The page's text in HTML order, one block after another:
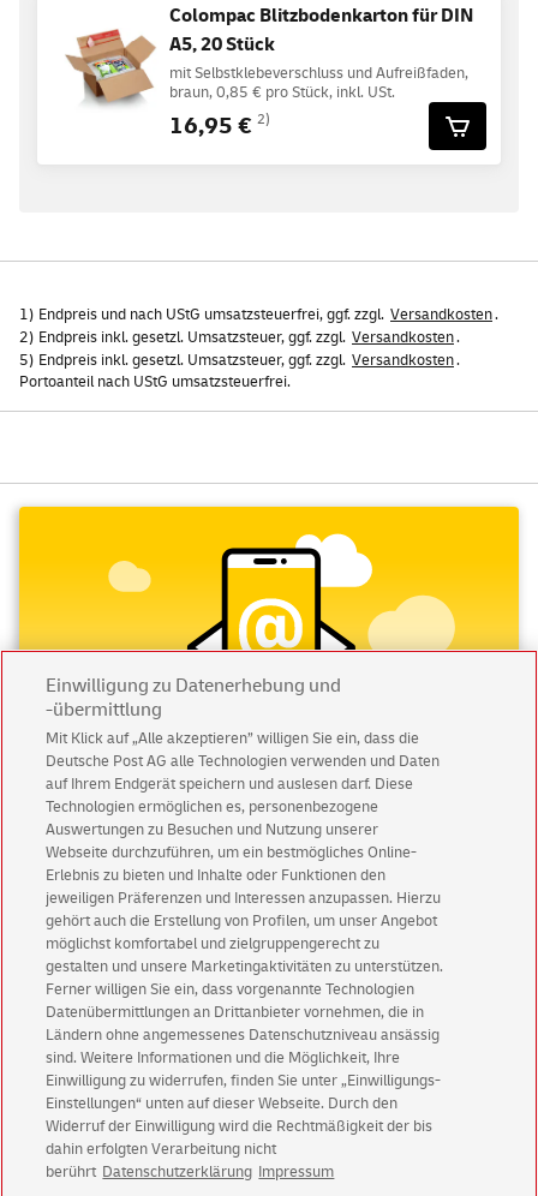
Colompac Blitzbodenkarton für DIN
A5, 20 Stück
mit Selbstklebeverschluss und Aufreißfaden,
braun, 0,85 € pro Stück, inkl. USt.
16,95 € 2)
1) Endpreis und nach UStG umsatzsteuerfrei, ggf. zzgl. Versandkosten.
2) Endpreis inkl. gesetzl. Umsatzsteuer, ggf. zzgl. Versandkosten.
5) Endpreis inkl. gesetzl. Umsatzsteuer, ggf. zzgl. Versandkosten.
Portoanteil nach UStG umsatzsteuerfrei.
Abonnieren Sie unseren Newsletter
Immer informiert über exklusive Angebote und
Aktionen - jetzt mit Vorteil
Privatkundensichern sich einen5 € Gutschein
für POSTSCAN!
Geschäftskundenerhalten einen5 € Gutschein
für Briefmarke individuell!
Zur Newsletter-Anmeldung
Einwilligung zu Datenerhebung und
-übermittlung
Mit Klick auf „Alle akzeptieren” willigen Sie ein, dass die
Deutsche Post AG alle Technologien verwenden und Daten
auf Ihrem Endgerät speichern und auslesen darf. Diese
Technologien ermöglichen es, personenbezogene
Auswertungen zu Besuchen und Nutzung unserer
Webseite durchzuführen, um ein bestmögliches Online-
Erlebnis zu bieten und Inhalte oder Funktionen den
jeweiligen Präferenzen und Interessen anzupassen. Hierzu
gehört auch die Erstellung von Profilen, um unser Angebot
möglichst komfortabel und zielgruppengerecht zu
gestalten und unsere Marketingaktivitäten zu unterstützen.
Ferner willigen Sie ein, dass vorgenannte Technologien
Datenübermittlungen an Drittanbieter vornehmen, die in
Ländern ohne angemessenes Datenschutzniveau ansässig
sind. Weitere Informationen und die Möglichkeit, Ihre
Einwilligung zu widerrufen, finden Sie unter „Einwilligungs-
Einstellungen“ unten auf dieser Webseite. Durch den
Widerruf der Einwilligung wird die Rechtmäßigkeit der bis
dahin erfolgten Verarbeitung nicht
berührt Datenschutzerklärung Impressum